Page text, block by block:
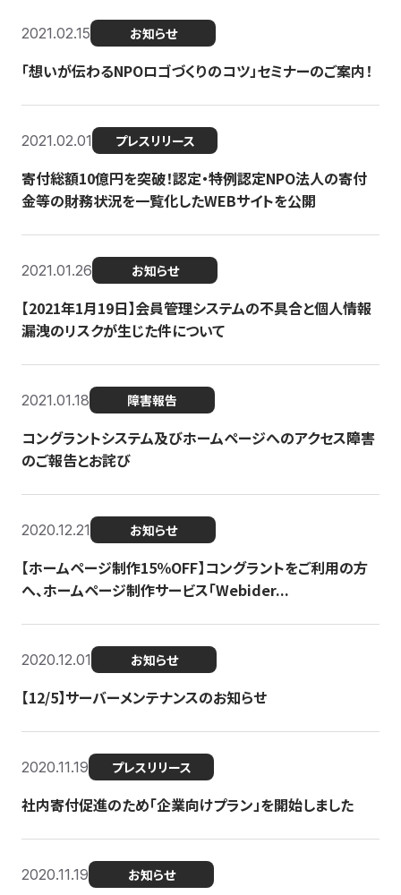
2021.02.15 お知らせ
「想いが伝わるNPOロゴづくりのコツ」セミナーのご案内！
2021.02.01 プレスリリース
寄付総額10億円を突破！認定・特例認定NPO法人の寄付
金等の財務状況を一覧化したWEBサイトを公開
2021.01.26 お知らせ
【2021年1月19日】会員管理システムの不具合と個人情報
漏洩のリスクが生じた件について
2021.01.18 障害報告
コングラントシステム及びホームページへのアクセス障害
のご報告とお詫び
2020.12.21 お知らせ
【ホームページ制作15％OFF】コングラントをご利用の方
へ、ホームページ制作サービス「Webider...
2020.12.01 お知らせ
【12/5】サーバーメンテナンスのお知らせ
2020.11.19 プレスリリース
社内寄付促進のため「企業向けプラン」を開始しました
2020.11.19 お知らせ